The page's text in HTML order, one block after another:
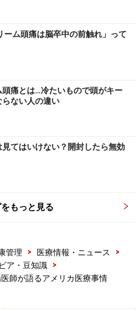
てしまい、傷自体の手当は
るぬり薬を使った治療法の
ないのか？」と聞いたとこ
門のナースの仕事だから、
とでした。日本では傷にぬ
に皮膚科を受診することも
には驚きました。
なければできない仕事、つ
管理などに集中して効率よ
が重要、と考えているアメ
はもっともなことです。傷
を診察したほうが皮膚科医
て患者さんの治療にも貢献
ーム頭痛は脳卒中の前触れ」って
頭痛とは…冷たいもので頭がキー
ない人の違い
てはいけない？開封したら無効
もっと見る
管理 > 医療情報・ニュース
>
ア・豆知識
>
師が語るアメリカ医療事情